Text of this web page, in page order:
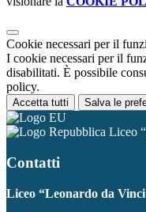
Cookie necessari per il
I cookie necessari per il
disabilitati. È possibile
policy.
Accetta tutti Salva le
Liceo
Contatti
Liceo “Leonardo da